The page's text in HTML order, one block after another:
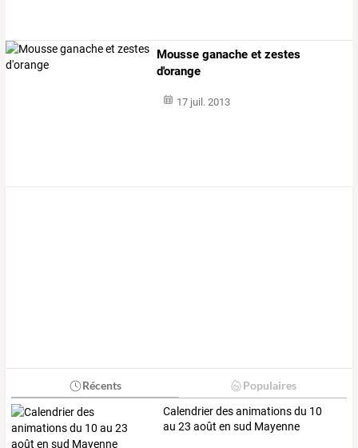
Mousse ganache et zestes
d'orange
17 juil. 2013
Récents Populaires
Calendrier des animations du 10
au 23 août en sud Mayenne